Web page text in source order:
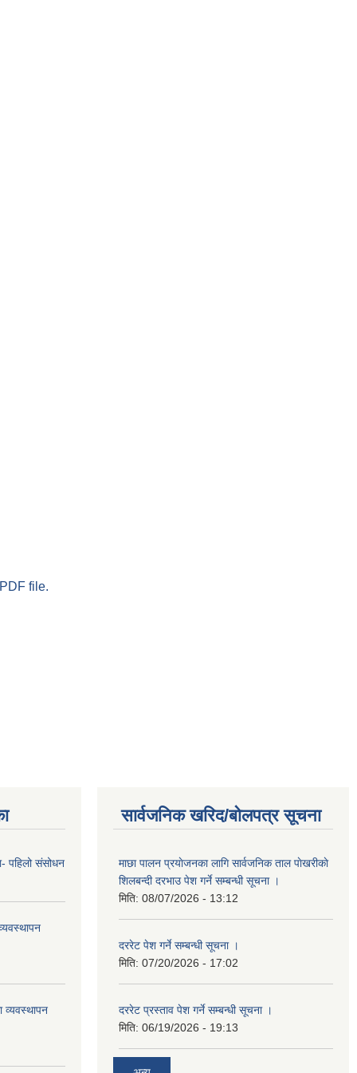
file.
पहिलो संसोधन
व्यवस्थापन
सार्वजनिक खरिद/बोलपत्र सूचना
माछा पालन प्रयाेजनका लागि सार्वजनिक ताल पाेखरीकाे
शिलबन्दी दरभाउ पेश गर्ने सम्बन्धी सूचना ।
मिति: 08/07/2026 - 13:12
दररेट पेश गर्ने सम्बन्धी सूचना ।
मिति: 07/20/2026 - 17:02
दररेट प्रस्ताव पेश गर्ने सम्बन्धी सूचना ।
मिति: 06/19/2026 - 19:13